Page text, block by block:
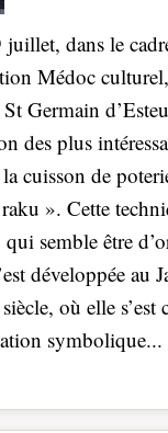
dans le
Médoc
St Germain
des plus
la cuisson de
». Cette
qui semble être
développée au
où elle s’est
symbolique...